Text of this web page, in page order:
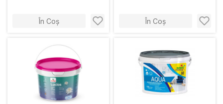
În Coș În Coș